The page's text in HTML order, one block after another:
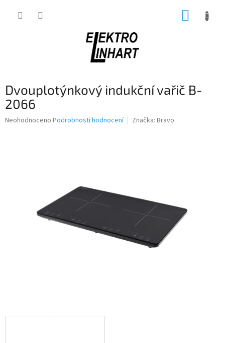
Dvouplotýnkový indukční vařič B-
2066
Průměrné
Neohodnoceno Podrobnosti hodnocení Značka: Bravo